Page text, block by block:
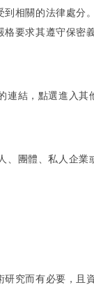
相關的法律處分。
要求其遵守保密
結，點選進入
團體、私人企業
究而有必要，且